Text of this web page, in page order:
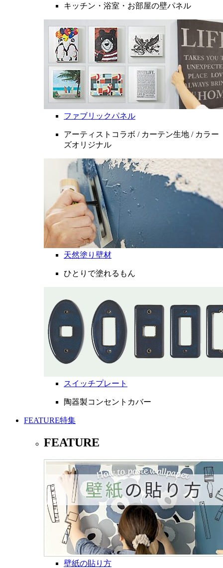
キッチン・浴室・お部屋の壁パネル
ファブリックパネル
アーティストコラボ / カーテン生地 / カラー
ズオリジナル
天然塗り壁材
ひとりで塗れるもん
スイッチプレート
陶器製コンセントカバー
FEATURE特集
FEATURE
壁紙の貼り方